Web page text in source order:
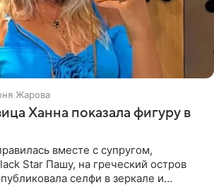
Жарова
Ханна показала фигуру в
вместе с супругом,
Star Пашу, на греческий остров
селфи в зеркале и